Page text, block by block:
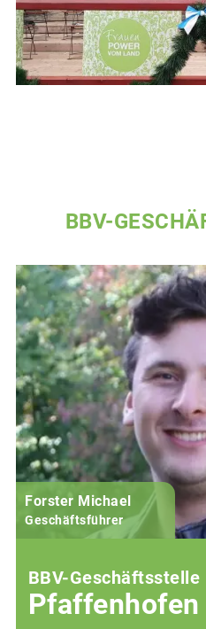
BBV-
Forster Michael
Geschäftsführer
BBV-Geschäftsstelle
Pfaffenhofen